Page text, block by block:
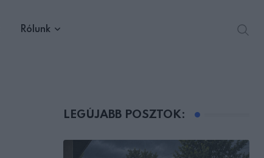
Rólunk
LEGÚJABB POSZTOK: